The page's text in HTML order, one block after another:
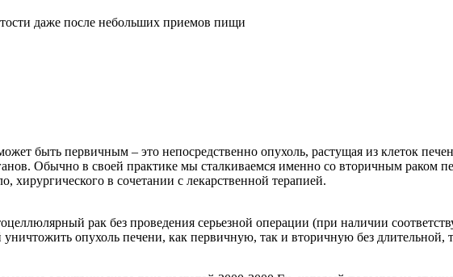
даже после небольших приемов пищи
быть первичным – это непосредственно опухоль, растущая из клеток
Обычно в своей практике мы сталкиваемся именно со вторичным раком
в сочетании с лекарственной терапией.
рак без проведения серьезной операции (при наличии
опухоль печени, как первичную, так и вторичную без длительной,